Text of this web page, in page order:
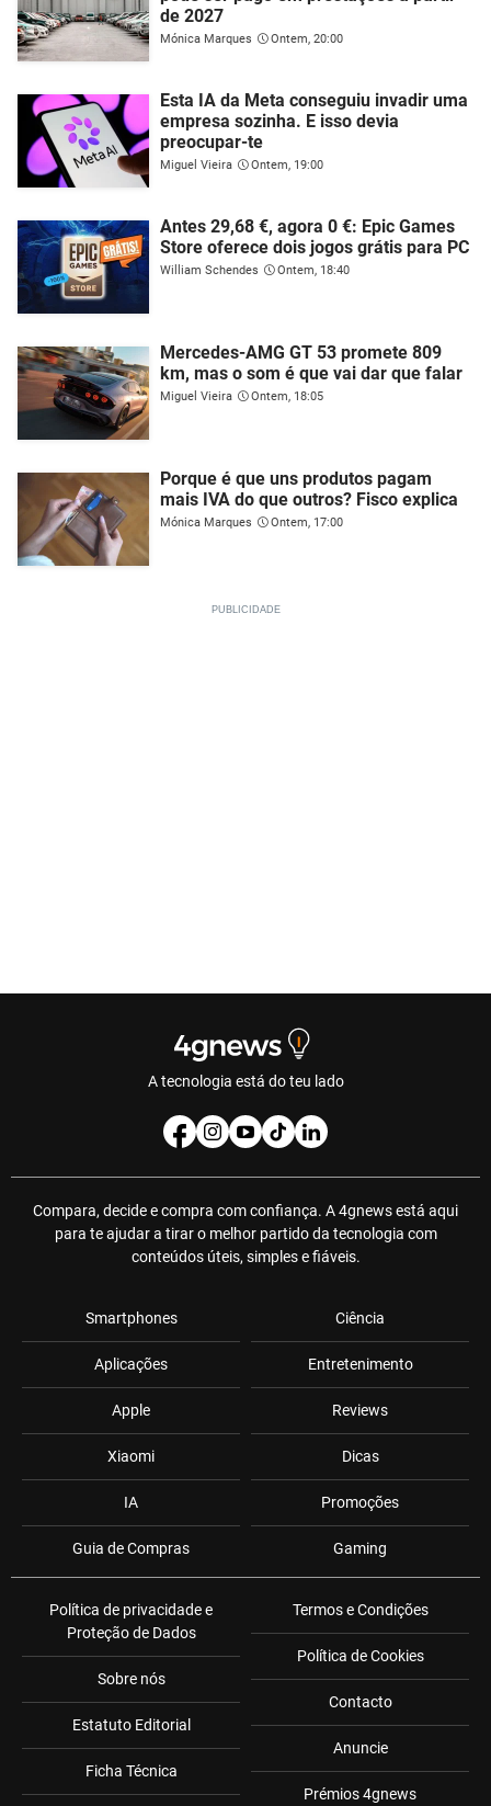
de 2027
Mónica Marques Ontem, 20:00
Esta IA da Meta conseguiu invadir uma
empresa sozinha. E isso devia
preocupar-te
Miguel Vieira Ontem, 19:00
Antes 29,68 €, agora 0 €: Epic Games
Store oferece dois jogos grátis para PC
William Schendes Ontem, 18:40
Mercedes-AMG GT 53 promete 809
km, mas o som é que vai dar que falar
Miguel Vieira Ontem, 18:05
Porque é que uns produtos pagam
mais IVA do que outros? Fisco explica
Mónica Marques Ontem, 17:00
A tecnologia está do teu lado
Compara, decide e compra com confiança. A 4gnews está aqui
para te ajudar a tirar o melhor partido da tecnologia com
conteúdos úteis, simples e fiáveis.
Smartphones
Aplicações
Apple
Xiaomi
IA
Guia de Compras
Ciência
Entretenimento
Reviews
Dicas
Promoções
Gaming
Política de privacidade e
Proteção de Dados
Sobre nós
Estatuto Editorial
Ficha Técnica
Termos e Condições
Política de Cookies
Contacto
Anuncie
Prémios 4gnews